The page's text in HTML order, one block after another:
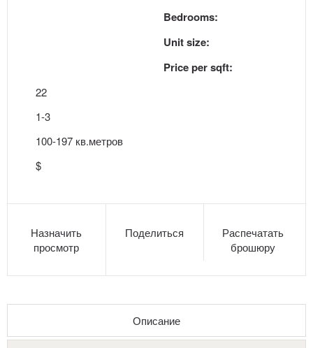
Bedrooms:
Unit size:
Price per sqft:
22
1-3
100-197 кв.метров
$
Назначить
просмотр
Поделиться
Распечатать
брошюру
Описание